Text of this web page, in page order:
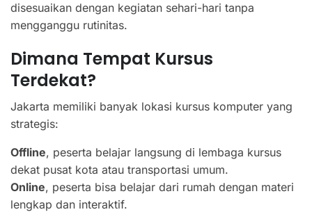
disesuaikan dengan kegiatan sehari-hari tanpa
mengganggu rutinitas.
Dimana Tempat Kursus
Terdekat?
Jakarta memiliki banyak lokasi kursus komputer yang
strategis:
Offline, peserta belajar langsung di lembaga kursus
dekat pusat kota atau transportasi umum.
Online, peserta bisa belajar dari rumah dengan materi
lengkap dan interaktif.